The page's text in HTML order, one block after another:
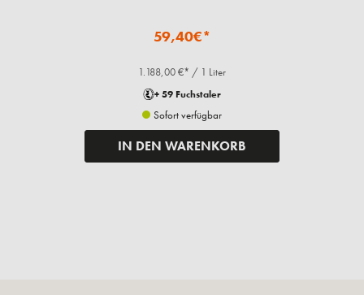
59,40€*
1.188,00 €* / 1 Liter
+ 59 Fuchstaler
Sofort verfügbar
IN DEN WARENKORB